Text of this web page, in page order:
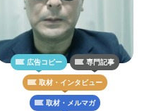
広告コピー 専門記事
取材・インタビュー
取材・メルマガ